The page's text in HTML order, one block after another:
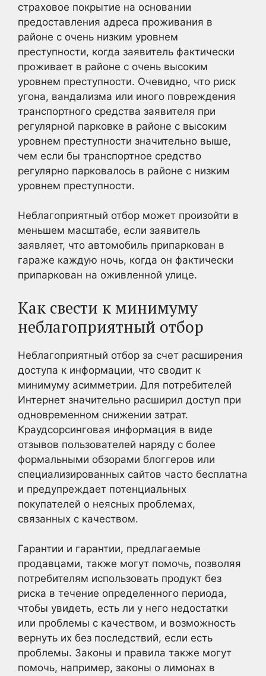
страховое покрытие на основании
предоставления адреса проживания в
районе с очень низким уровнем
преступности, когда заявитель фактически
проживает в районе с очень высоким
уровнем преступности. Очевидно, что риск
угона, вандализма или иного повреждения
транспортного средства заявителя при
регулярной парковке в районе с высоким
уровнем преступности значительно выше,
чем если бы транспортное средство
регулярно парковалось в районе с низким
уровнем преступности.
Неблагоприятный отбор может произойти в
меньшем масштабе, если заявитель
заявляет, что автомобиль припаркован в
гараже каждую ночь, когда он фактически
припаркован на оживленной улице.
Как свести к минимуму
неблагоприятный отбор
Неблагоприятный отбор за счет расширения
доступа к информации, что сводит к
минимуму асимметрии. Для потребителей
Интернет значительно расширил доступ при
одновременном снижении затрат.
Краудсорсинговая информация в виде
отзывов пользователей наряду с более
формальными обзорами блоггеров или
специализированных сайтов часто бесплатна
и предупреждает потенциальных
покупателей о неясных проблемах,
связанных с качеством.
Гарантии и гарантии, предлагаемые
продавцами, также могут помочь, позволяя
потребителям использовать продукт без
риска в течение определенного периода,
чтобы увидеть, есть ли у него недостатки
или проблемы с качеством, и возможность
вернуть их без последствий, если есть
проблемы. Законы и правила также могут
помочь, например, законы о лимонах в